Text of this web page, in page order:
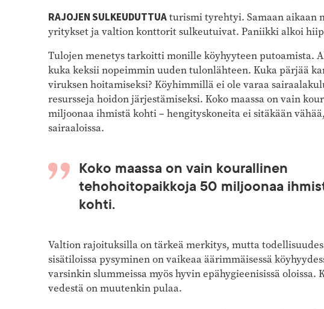
RAJOJEN SULKEUDUTTUAturismi tyrehtyi. Samaan aikaan
yritykset ja valtion konttorit sulkeutuivat. Paniikki alkoi
Tulojen menetys tarkoitti monille köyhyyteen putoamista.
kuka keksii nopeimmin uuden tulonlähteen. Kuka pärjää
viruksen hoitamiseksi? Köyhimmillä ei ole varaa
resursseja hoidon järjestämiseksi. Koko maassa on vain
miljoonaa ihmistä kohti – hengityskoneita ei sitäkään
sairaaloissa.
Koko maassa on vain kourallinen
tehohoitopaikkoja 50 miljoonaa
kohti.
Valtion rajoituksilla on tärkeä merkitys, mutta
sisätiloissa pysyminen on vaikeaa äärimmäisessä
varsinkin slummeissa myös hyvin epähygieenisissä oloissa.
vedestä on muutenkin pulaa.